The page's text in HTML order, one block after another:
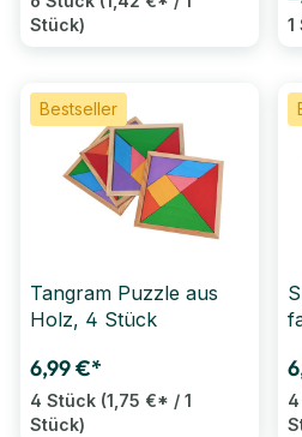
Stück)
1
Bestseller
Tangram Puzzle aus
Holz, 4 Stück
6,99 €*
4 Stück (1,75 €* / 1
Stück)